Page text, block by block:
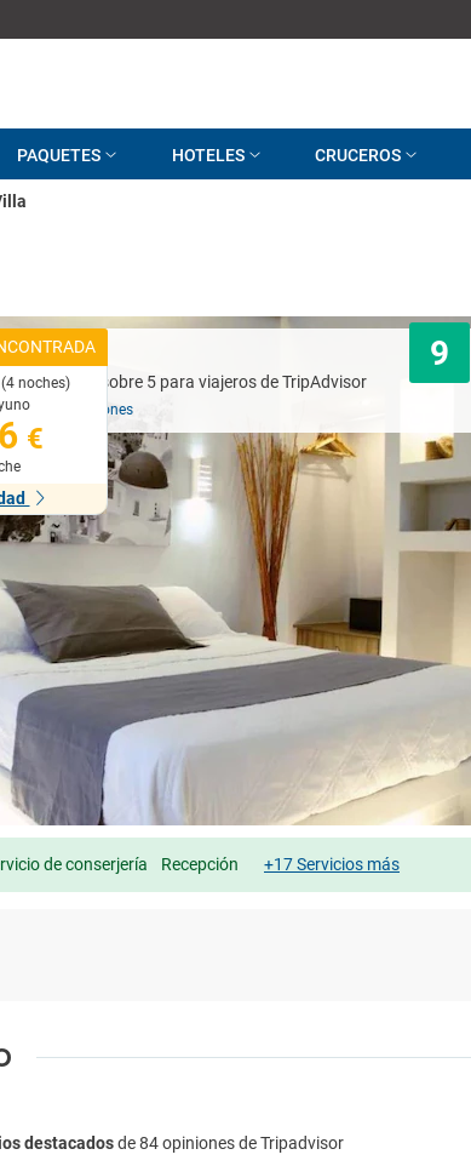
PAQUETES HOTELES CRUCEROS
9
en 84 opiniones
noches)
€
de conserjería Recepción +17 Servicios más
destacadosde 84 opiniones de Tripadvisor